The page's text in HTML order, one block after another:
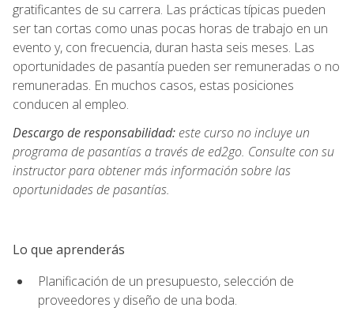
gratificantes de su carrera. Las prácticas típicas pueden
ser tan cortas como unas pocas horas de trabajo en un
evento y, con frecuencia, duran hasta seis meses. Las
oportunidades de pasantía pueden ser remuneradas o no
remuneradas. En muchos casos, estas posiciones
conducen al empleo.
Descargo de responsabilidad: este curso no incluye un
programa de pasantías a través de ed2go. Consulte con su
instructor para obtener más información sobre las
oportunidades de pasantías.
Lo que aprenderás
Planificación de un presupuesto, selección de
proveedores y diseño de una boda.